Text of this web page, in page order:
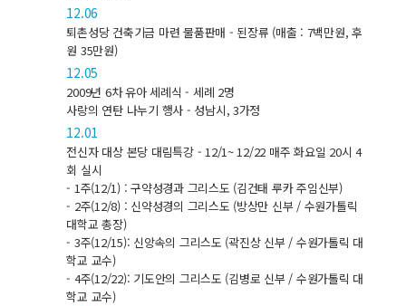
12.06
퇴촌성당 건축기금 마련 물품판매 - 된장류 (매출 : 7백만원, 후
원 35만원)
12.05
2009년 6차 유아 세례식 - 세례 2명
사랑의 연탄 나누기 행사 - 성남시, 3가정
12.01
전신자 대상 본당 대림특강 - 12/1~ 12/22 매주 화요일 20시 4
회 실시
- 1주(12/1) : 구약성경과 그리스도 (김건태 루카 주임신부)
- 2주(12/8) : 신약성경의 그리스도 (방상만 신부 / 수원가톨릭
대학교 총장)
- 3주(12/15): 신앙속의 그리스도 (곽진상 신부 / 수원가톨릭 대
학교 교수)
- 4주(12/22): 기도안의 그리스도 (김병로 신부 / 수원가톨릭 대
학교 교수)